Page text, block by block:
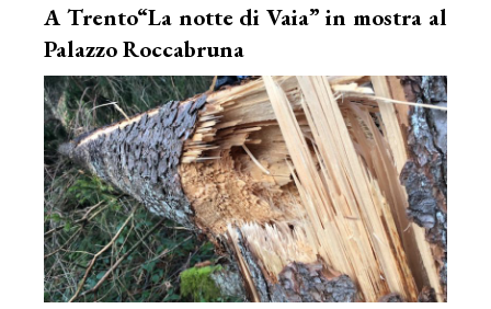
A Trento“La notte di Vaia” in mostra al
Palazzo Roccabruna